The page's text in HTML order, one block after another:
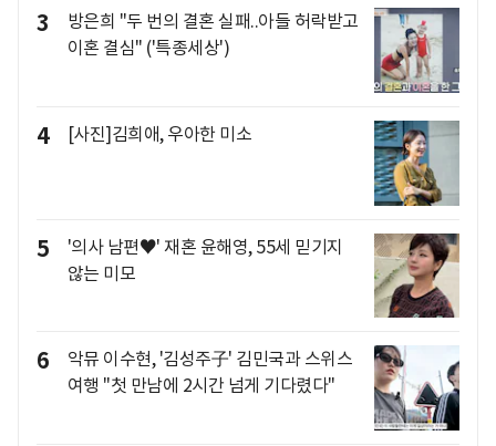
3
방은희 "두 번의 결혼 실패..아들 허락받고
이혼 결심" ('특종세상')
4 [사진]김희애, 우아한 미소
5
'의사 남편♥' 재혼 윤해영, 55세 믿기지
않는 미모
6
악뮤 이수현, '김성주子' 김민국과 스위스
여행 "첫 만남에 2시간 넘게 기다렸다"